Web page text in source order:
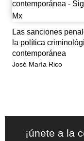
Las sanciones
la política
contemporánea
José María Rico
¡únete a la